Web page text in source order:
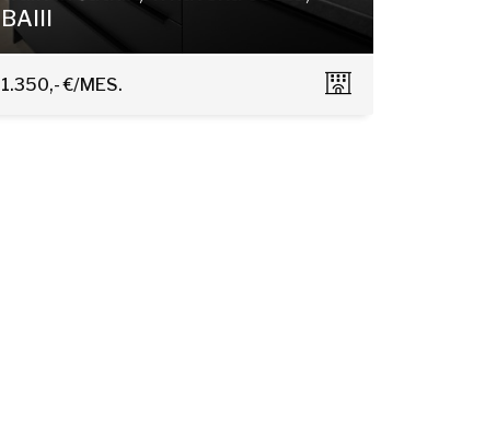
BAIII
Trnavská cesta 27, Bratislava - Nové Mesto
1.350,- €/MES.